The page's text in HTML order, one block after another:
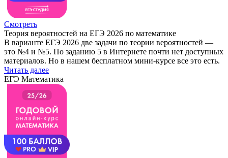
Смотреть
Теория вероятностей на ЕГЭ 2026 по математике
В варианте ЕГЭ 2026 две задачи по теории вероятностей —
это №4 и №5. По заданию 5 в Интернете почти нет доступных
материалов. Но в нашем бесплатном мини-курсе все это есть.
Читать далее
ЕГЭ Математика